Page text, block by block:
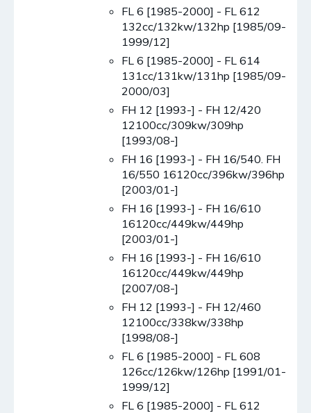
FL 6 [1985-2000] - FL 612
132cc/132kw/132hp [1985/09-
1999/12]
FL 6 [1985-2000] - FL 614
131cc/131kw/131hp [1985/09-
2000/03]
FH 12 [1993-] - FH 12/420
12100cc/309kw/309hp
[1993/08-]
FH 16 [1993-] - FH 16/540. FH
16/550 16120cc/396kw/396hp
[2003/01-]
FH 16 [1993-] - FH 16/610
16120cc/449kw/449hp
[2003/01-]
FH 16 [1993-] - FH 16/610
16120cc/449kw/449hp
[2007/08-]
FH 12 [1993-] - FH 12/460
12100cc/338kw/338hp
[1998/08-]
FL 6 [1985-2000] - FL 608
126cc/126kw/126hp [1991/01-
1999/12]
FL 6 [1985-2000] - FL 612